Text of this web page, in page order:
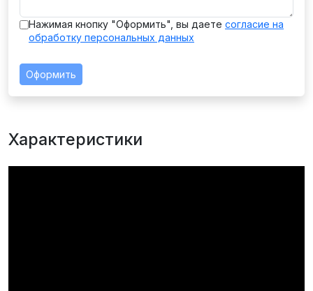
Нажимая кнопку "Оформить", вы даете согласие на
обработку персональных данных
Оформить
Характеристики